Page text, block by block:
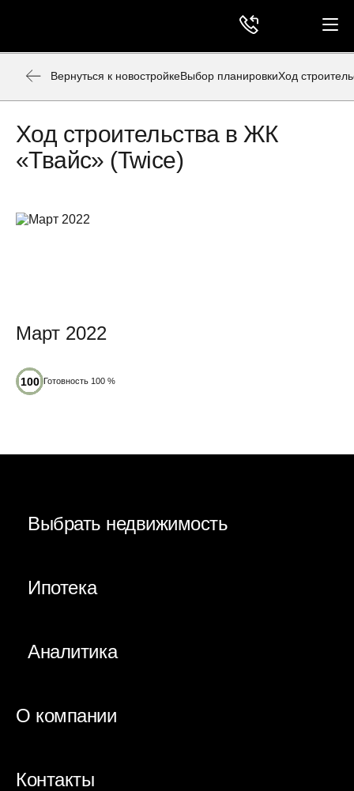
Вернуться к новостройкеВыбор планировкиХод
Ход строительства в ЖК
«Твайс» (Twice)
Март 2022
Готовность 100 %
Выбрать недвижимость
Ипотека
Аналитика
О компании
Контакты